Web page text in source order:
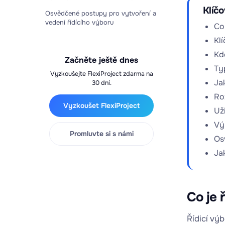
Osvědčené postupy pro vytvoření a
vedení řídícího výboru
Začněte ještě dnes
Vyzkoušejte FlexiProject zdarma na
30 dní.
Vyzkoušet FlexiProject
Promluvte si s námi
Co je
Řídicí